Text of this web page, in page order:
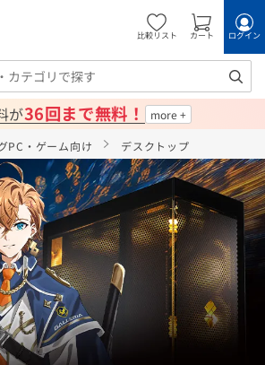
比較リスト カート ログイン
が36回まで無料！
PC・ゲーム向け デスクトップ